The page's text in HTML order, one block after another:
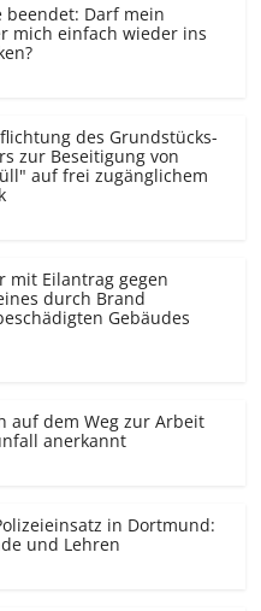
beendet: Darf mein
mich einfach wieder ins
des Grundstücks­
zur Beseitigung von
auf frei zugänglichem
mit Eilantrag gegen
durch Brand
Gebäudes
auf dem Weg zur Arbeit
anerkannt
in Dortmund:
und Lehren